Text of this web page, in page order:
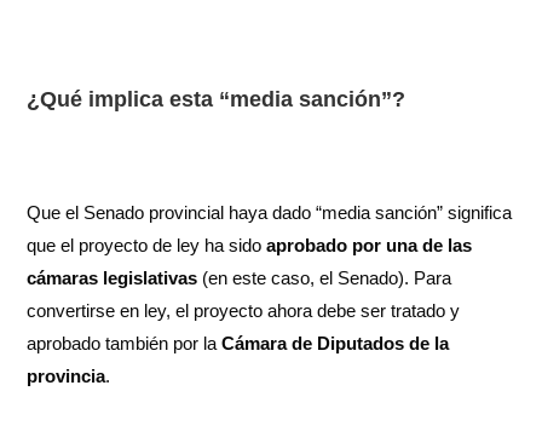
¿Qué implica esta “media sanción”?
Que el Senado provincial haya dado “media sanción” significa
que el proyecto de ley ha sidoaprobado por una de las
cámaras legislativas (en este caso, el Senado). Para
convertirse en ley, el proyecto ahora debe ser tratado y
aprobado también por laCámara de Diputados de la
provincia.